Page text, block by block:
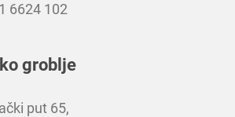
6624 102
groblje
put 65,